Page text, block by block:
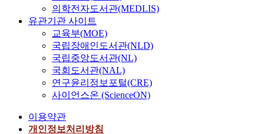
의학전자도서관(MEDLIS)
유관기관 사이트
교육부(MOE)
국립장애인도서관(NLD)
국립중앙도서관(NL)
국회도서관(NAL)
연구윤리정보포털(CRE)
사이언스온 (ScienceON)
이용약관
개인정보처리방침